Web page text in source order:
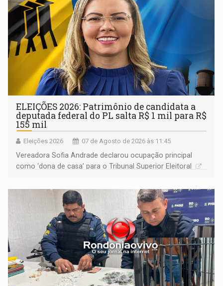
ELEIÇÕES 2026: Patrimônio de candidata a
deputada federal do PL salta R$ 1 mil para R$
155 mil
Eleições 2026 07 de Agosto de 2026 às 11:45
Vereadora Sofia Andrade declarou ocupação principal
como ‘dona de casa’ para o Tribunal Superior Eleitoral